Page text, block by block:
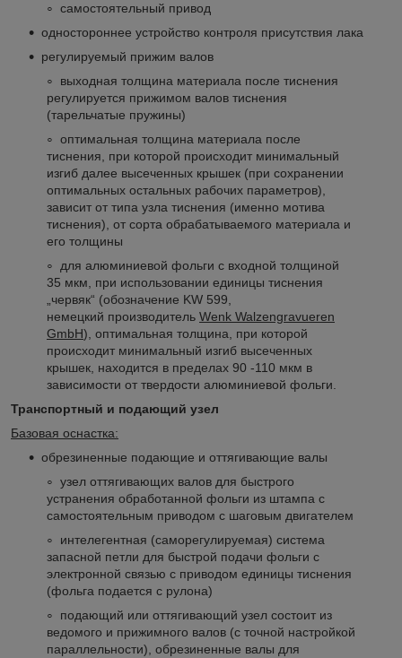
самостоятельный привод
одностороннее устройство контроля присутствия лака
регулируемый прижим валов
выходная толщина материала после тиснения
регулируется прижимом валов тиснения
(тарельчатые пружины)
оптимальная толщина материала после
тиснения, при которой происходит минимальный
изгиб далее высеченных крышек (при сохранении
оптимальных остальных рабочих параметров),
зависит от типа узла тиснения (именно мотива
тиснения), от сорта обрабатываемого материала и
его толщины
для алюминиевой фольги с входной толщиной
35 мкм, при использовании единицы тиснения
„червяк“ (обозначение KW 599,
немецкий производитель Wenk Walzengravueren
GmbH), оптимальная толщина, при которой
происходит минимальный изгиб высеченных
крышек, находится в пределах 90 -110 мкм в
зависимости от твердости алюминиевой фольги.
Транспортный и подающий узел
Базовая оснастка:
обрезиненные подающие и оттягивающие валы
узел оттягивающих валов для быстрого
устранения обработанной фольги из штампа с
самостоятельным приводом с шаговым двигателем
интелегентная (саморегулируемая) система
запасной петли для быстрой подачи фольги с
электронной связью с приводом единицы тиснения
(фольга подается с рулона)
подающий или оттягивающий узел состоит из
ведомого и прижимного валов (с точной настройкой
параллельности), обрезиненные валы для